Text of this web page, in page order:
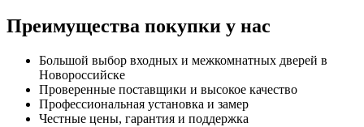
Преимущества покупки у нас
Большой выбор входных и межкомнатных дверей в
Новороссийске
Проверенные поставщики и высокое качество
Профессиональная установка и замер
Честные цены, гарантия и поддержка